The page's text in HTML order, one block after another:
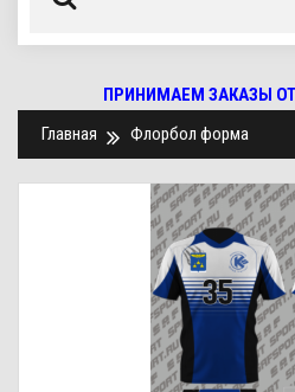
ПРИНИМАЕМ ЗАКАЗЫ
Главная
Флорбол форма